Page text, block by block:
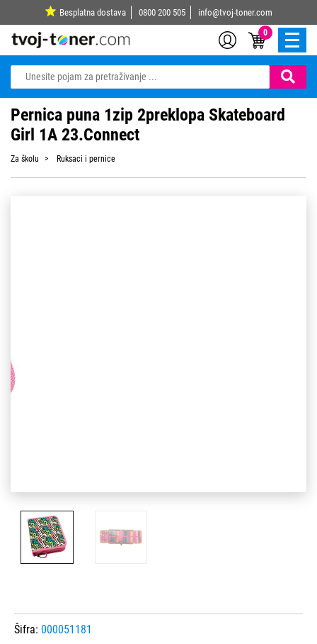
Besplatna dostava 0800 200 505 info@tvoj-toner.com
0
Pernica puna 1zip 2preklopa Skateboard
Girl 1A 23.Connect
Za školu Ruksaci i pernice
Šifra: 000051181